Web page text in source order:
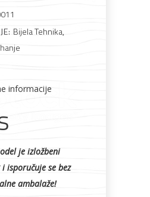
Bijela Tehnika,
informacije
je izložbeni
isporučuje se bez
ambalaže!